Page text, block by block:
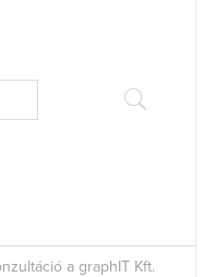
a graphIT Kft.